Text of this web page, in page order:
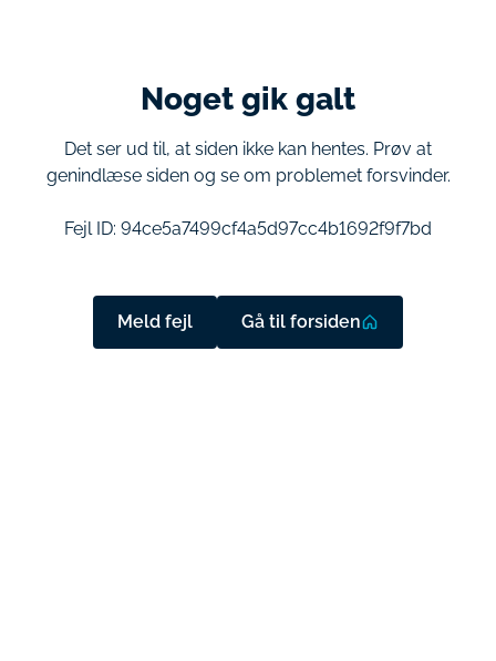
Noget gik galt
Det ser ud til, at siden ikke kan hentes. Prøv at
genindlæse siden og se om problemet forsvinder.
Fejl ID: 94ce5a7499cf4a5d97cc4b1692f9f7bd
Meld fejl Gå til forsiden